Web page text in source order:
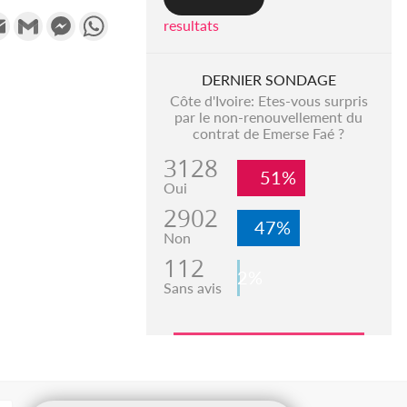
Email Gmail MessengerWhatsAppresultats
DERNIER SONDAGE
Côte d'Ivoire: Etes-vous surpris
par le non-renouvellement du
contrat de Emerse Faé ?
3128
Oui 51%
2902
Non 47%
112
Sans avis 2%